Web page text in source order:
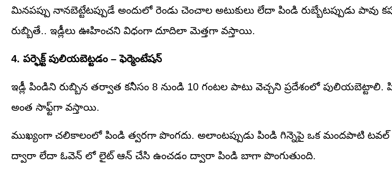
మినపప్పు నానబెట్టేటప్పుడే అందులో రెండు చెంచాల అటుకులు లేదా పిండి రుబ్బేటప్పుడు పావు
రుబ్బితే.. ఇడ్లీలు ఊహించని విధంగా దూదిలా మెత్తగా వస్తాయి.
4. పర్ఫెక్ట్ పులియబెట్టడం – ఫెర్మెంటేషన్
ఇడ్లీ పిండిని రుబ్బిన తర్వాత కనీసం 8 నుండి 10 గంటల పాటు వెచ్చని ప్రదేశంలో పులియబెట్టాలి.
అంత సాఫ్ట్‌గా వస్తాయి.
ముఖ్యంగా చలికాలంలో పిండి త్వరగా పొంగదు. అలాంటప్పుడు పిండి గిన్నెపై ఒక మందపాటి
ద్వారా లేదా ఓవెన్ లో లైట్ ఆన్ చేసి ఉంచడం ద్వారా పిండి బాగా పొంగుతుంది.